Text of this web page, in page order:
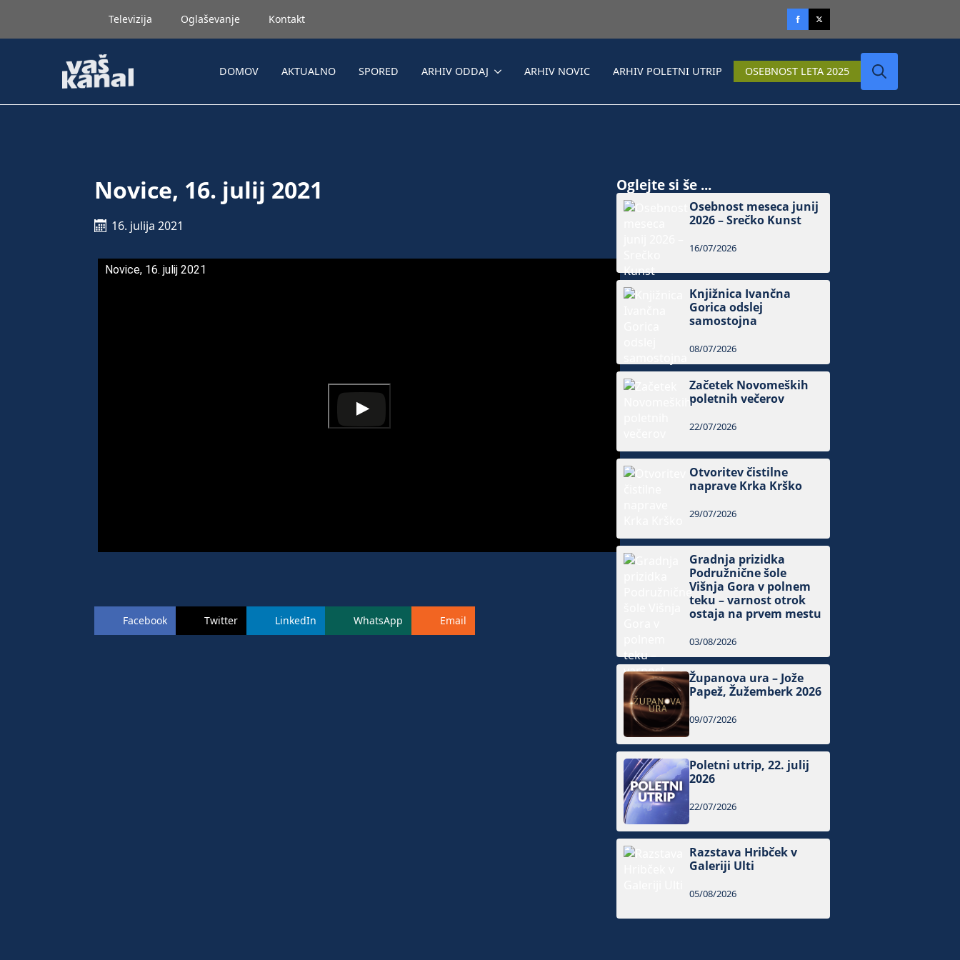
Televizija Oglaševanje Kontakt
DOMOV AKTUALNO SPORED ARHIV ODDAJ ARHIV NOVIC ARHIV POLETNI UTRIP OSEBNOST LETA 2025
Novice, 16. julij 2021
16. julija 2021
Novice, 16. julij 2021
Facebook Twitter LinkedIn WhatsApp Email
Oglejte si še ...
Osebnost meseca junij
2026 – Srečko Kunst
16/07/2026
Knjižnica Ivančna
Gorica odslej
samostojna
08/07/2026
Začetek Novomeških
poletnih večerov
22/07/2026
Otvoritev čistilne
naprave Krka Krško
29/07/2026
Gradnja prizidka
Podružnične šole
Višnja Gora v polnem
teku – varnost otrok
ostaja na prvem mestu
03/08/2026
Županova ura – Jože
Papež, Žužemberk 2026
09/07/2026
Poletni utrip, 22. julij
2026
22/07/2026
Razstava Hribček v
Galeriji Ulti
05/08/2026